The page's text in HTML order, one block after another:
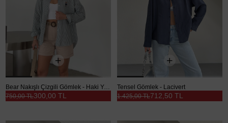
Bear Nakışlı Çizgili Gömlek - Haki Yeşil
300,00 TL
750,00 TL
Tensel Gömlek - Lacivert
712,50 TL
1.425,00 TL